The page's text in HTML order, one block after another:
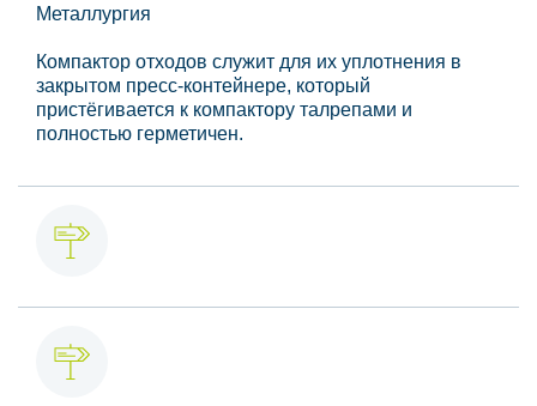
Металлургия
Компактор отходов служит для их уплотнения в
закрытом пресс-контейнере, который
пристёгивается к компактору талрепами и
полностью герметичен.